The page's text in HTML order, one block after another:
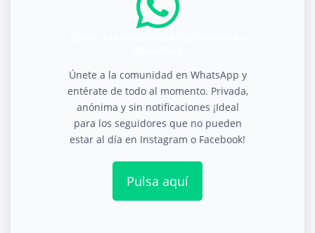
Únete a la comunidad en WhatsApp y
entérate de todo al momento. Privada,
anónima y sin notificaciones ¡Ideal
para los seguidores que no pueden
estar al día en Instagram o Facebook!
Pulsa aquí